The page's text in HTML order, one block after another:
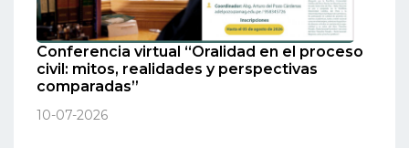
Conferencia virtual “Oralidad en el proceso
civil: mitos, realidades y perspectivas
comparadas”
10-07-2026